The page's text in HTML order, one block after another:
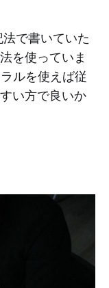
で書いていた
を使っていま
ルを使えば従
い方で良いか